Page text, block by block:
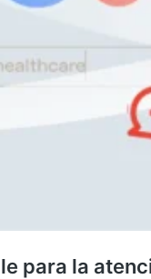
para la